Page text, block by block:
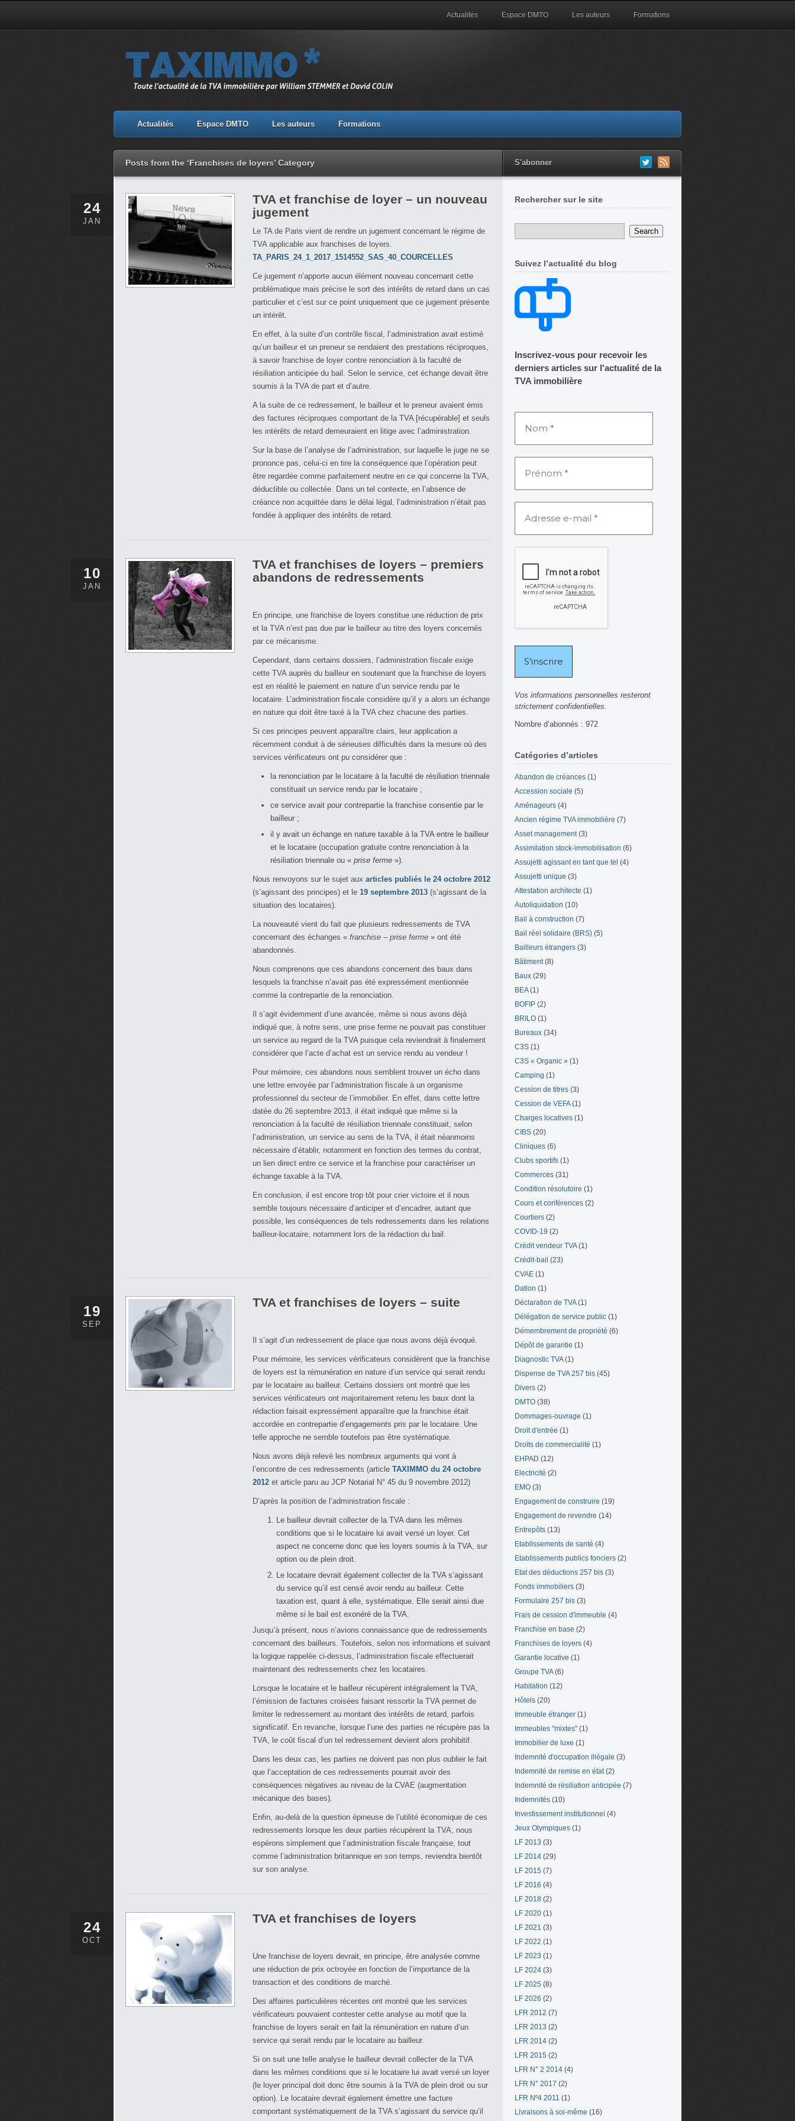
Actualités Espace DMTO Les auteurs Formations
Actualités Espace DMTO Les auteurs Formations
Posts from the ‘Franchises de loyers’ Category S'abonner
24
JAN
TVA et franchise de loyer – un nouveau
jugement
Le TA de Paris vient de rendre un jugement concernant le régime de
TVA applicable aux franchises de loyers.
TA_PARIS_24_1_2017_1514552_SAS_40_COURCELLES
Ce jugement n’apporte aucun élément nouveau concernant cette
problématique mais précise le sort des intérêts de retard dans un cas
particulier et c’est sur ce point uniquement que ce jugement présente
un intérêt.
En effet, à la suite d’un contrôle fiscal, l’administration avait estimé
qu’un bailleur et un preneur se rendaient des prestations réciproques,
à savoir franchise de loyer contre renonciation à la faculté de
résiliation anticipée du bail. Selon le service, cet échange devait être
soumis à la TVA de part et d’autre.
A la suite de ce redressement, le bailleur et le preneur avaient émis
des factures réciproques comportant de la TVA [récupérable] et seuls
les intérêts de retard demeuraient en litige avec l’administration.
Sur la base de l’analyse de l’administration, sur laquelle le juge ne se
prononce pas, celui-ci en tire la conséquence que l’opération peut
être regardée comme parfaitement neutre en ce qui concerne la TVA,
déductible ou collectée. Dans un tel contexte, en l’absence de
créance non acquittée dans le délai légal, l’administration n’était pas
fondée à appliquer des intérêts de retard.
10
JAN
TVA et franchises de loyers – premiers
abandons de redressements
En principe, une franchise de loyers constitue une réduction de prix
et la TVA n’est pas due par le bailleur au titre des loyers concernés
par ce mécanisme.
Cependant, dans certains dossiers, l’administration fiscale exige
cette TVA auprès du bailleur en soutenant que la franchise de loyers
est en réalité le paiement en nature d’un service rendu par le
locataire. L’administration fiscale considère qu’il y a alors un échange
en nature qui doit être taxé à la TVA chez chacune des parties.
Si ces principes peuvent apparaître clairs, leur application a
récemment conduit à de sérieuses difficultés dans la mesure où des
services vérificateurs ont pu considérer que :
la renonciation par le locataire à la faculté de résiliation triennale
constituait un service rendu par le locataire ;
ce service avait pour contrepartie la franchise consentie par le
bailleur ;
il y avait un échange en nature taxable à la TVA entre le bailleur
et le locataire (occupation gratuite contre renonciation à la
résiliation triennale ou « prise ferme »).
Nous renvoyons sur le sujet aux articles publiés le 24 octobre 2012
(s’agissant des principes) et le 19 septembre 2013 (s’agissant de la
situation des locataires).
La nouveauté vient du fait que plusieurs redressements de TVA
concernant des échanges « franchise – prise ferme » ont été
abandonnés.
Nous comprenons que ces abandons concernent des baux dans
lesquels la franchise n’avait pas été expressément mentionnée
comme la contrepartie de la renonciation.
Il s’agit évidemment d’une avancée, même si nous avons déjà
indiqué que, à notre sens, une prise ferme ne pouvait pas constituer
un service au regard de la TVA puisque cela reviendrait à finalement
considérer que l’acte d’achat est un service rendu au vendeur !
Pour mémoire, ces abandons nous semblent trouver un écho dans
une lettre envoyée par l’administration fiscale à un organisme
professionnel du secteur de l’immobilier. En effet, dans cette lettre
datée du 26 septembre 2013, il était indiqué que même si la
renonciation à la faculté de résiliation triennale constituait, selon
l’administration, un service au sens de la TVA, il était néanmoins
nécessaire d’établir, notamment en fonction des termes du contrat,
un lien direct entre ce service et la franchise pour caractériser un
échange taxable à la TVA.
En conclusion, il est encore trop tôt pour crier victoire et il nous
semble toujours nécessaire d’anticiper et d’encadrer, autant que
possible, les conséquences de tels redressements dans les relations
bailleur-locataire, notamment lors de la rédaction du bail.
19
SEP
TVA et franchises de loyers – suite
Il s’agit d’un redressement de place que nous avons déjà évoqué.
Pour mémoire, les services vérificateurs considèrent que la franchise
de loyers est la rémunération en nature d’un service qui serait rendu
par le locataire au bailleur. Certains dossiers ont montré que les
services vérificateurs ont majoritairement retenu les baux dont la
rédaction faisait expressément apparaître que la franchise était
accordée en contrepartie d’engagements pris par le locataire. Une
telle approche ne semble toutefois pas être systématique.
Nous avons déjà relevé les nombreux arguments qui vont à
l’encontre de ces redressements (article TAXIMMO du 24 octobre
2012 et article paru au JCP Notarial N° 45 du 9 novembre 2012)
D’après la position de l’administration fiscale :
Le bailleur devrait collecter de la TVA dans les mêmes
conditions que si le locataire lui avait versé un loyer. Cet
aspect ne concerne donc que les loyers soumis à la TVA, sur
option ou de plein droit.
Le locataire devrait également collecter de la TVA s’agissant
du service qu’il est censé avoir rendu au bailleur. Cette
taxation est, quant à elle, systématique. Elle serait ainsi due
même si le bail est exonéré de la TVA.
Jusqu’à présent, nous n’avions connaissance que de redressements
concernant des bailleurs. Toutefois, selon nos informations et suivant
la logique rappelée ci-dessus, l’administration fiscale effectuerait
maintenant des redressements chez les locataires.
Lorsque le locataire et le bailleur récupèrent intégralement la TVA,
l’émission de factures croisées faisant ressortir la TVA permet de
limiter le redressement au montant des intérêts de retard, parfois
significatif. En revanche, lorsque l’une des parties ne récupère pas la
TVA, le coût fiscal d’un tel redressement devient alors prohibitif.
Dans les deux cas, les parties ne doivent pas non plus oublier le fait
que l’acceptation de ces redressements pourrait avoir des
conséquences négatives au niveau de la CVAE (augmentation
mécanique des bases).
Enfin, au-delà de la question épineuse de l’utilité économique de ces
redressements lorsque les deux parties récupèrent la TVA, nous
espérons simplement que l’administration fiscale française, tout
comme l’administration britannique en son temps, reviendra bientôt
sur son analyse.
24
OCT
TVA et franchises de loyers
Une franchise de loyers devrait, en principe, être analysée comme
une réduction de prix octroyée en fonction de l’importance de la
transaction et des conditions de marché.
Des affaires particulières récentes ont montré que les services
vérificateurs pouvaient contester cette analyse au motif que la
franchise de loyers serait en fait la rémunération en nature d’un
service qui serait rendu par le locataire au bailleur.
Si on suit une telle analyse le bailleur devrait collecter de la TVA
dans les mêmes conditions que si le locataire lui avait versé un loyer
(le loyer principal doit donc être soumis à la TVA de plein droit ou sur
option). Le locataire devrait également émettre une facture
comportant systématiquement de la TVA s’agissant du service qu’il
Rechercher sur le site
Suivez l’actualité du blog
Inscrivez-vous pour recevoir les
derniers articles sur l'actualité de la
TVA immobilière
Vos informations personnelles resteront
strictement confidentielles.
Nombre d’abonnés : 972
Catégories d’articles
Abandon de créances (1)
Accession sociale (5)
Aménageurs (4)
Ancien régime TVA immobilière (7)
Asset management(3)
Assimilation stock-immobilisation (6)
Assujetti agissant en tant que tel (4)
Assujetti unique (3)
Attestation architecte (1)
Autoliquidation (10)
Bail à construction (7)
Bail réel solidaire (BRS) (5)
Bailleurs étrangers (3)
Bâtiment(8)
Baux (29)
BEA(1)
BOFIP (2)
BRILO (1)
Bureaux (34)
C3S (1)
C3S « Organic » (1)
Camping (1)
Cession de titres (3)
Cession de VEFA(1)
Charges locatives (1)
CIBS (20)
Cliniques (6)
Clubs sportifs (1)
Commerces (31)
Condition résolutoire (1)
Cours et conférences (2)
Courtiers (2)
COVID-19 (2)
Crédit vendeur TVA(1)
Crédit-bail (23)
CVAE (1)
Dation (1)
Déclaration de TVA(1)
Délégation de service public (1)
Démembrement de propriété (6)
Dépôt de garantie (1)
Diagnostic TVA(1)
Dispense de TVA 257 bis (45)
Divers (2)
DMTO (38)
Dommages-ouvrage (1)
Droit d'entrée (1)
Droits de commercialité (1)
EHPAD (12)
Electricité (2)
EMO (3)
Engagement de construire (19)
Engagement de revendre (14)
Entrepôts (13)
Etablissements de santé (4)
Etablissements publics fonciers (2)
Etat des déductions 257 bis (3)
Fonds immobiliers (3)
Formulaire 257 bis (3)
Frais de cession d'immeuble (4)
Franchise en base (2)
Franchises de loyers (4)
Garantie locative (1)
Groupe TVA(6)
Habitation (12)
Hôtels (20)
Immeuble étranger (1)
Immeubles "mixtes" (1)
Immobilier de luxe (1)
Indemnité d'occupation illégale (3)
Indemnité de remise en état(2)
Indemnité de résiliation anticipée (7)
Indemnités (10)
Investissement institutionnel (4)
Jeux Olympiques (1)
LF 2013 (3)
LF 2014 (29)
LF 2015 (7)
LF 2016 (4)
LF 2018 (2)
LF 2020 (1)
LF 2021 (3)
LF 2022 (1)
LF 2023 (1)
LF 2024 (3)
LF 2025 (8)
LF 2026 (2)
LFR 2012 (7)
LFR 2013 (2)
LFR 2014 (2)
LFR 2015 (2)
LFR N° 2 2014 (4)
LFR N° 2017 (2)
LFR Nº4 2011 (1)
Livraisons à soi-même (16)